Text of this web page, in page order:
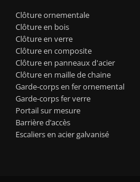
Clôture ornementale
Clôture en bois
Clôture en verre
Clôture en composite
Clôture en panneaux d'acier
Clôture en maille de chaine
Garde-corps en fer ornemental
Garde-corps fer verre
Portail sur mesure
Barrière d’accès
Escaliers en acier galvanisé